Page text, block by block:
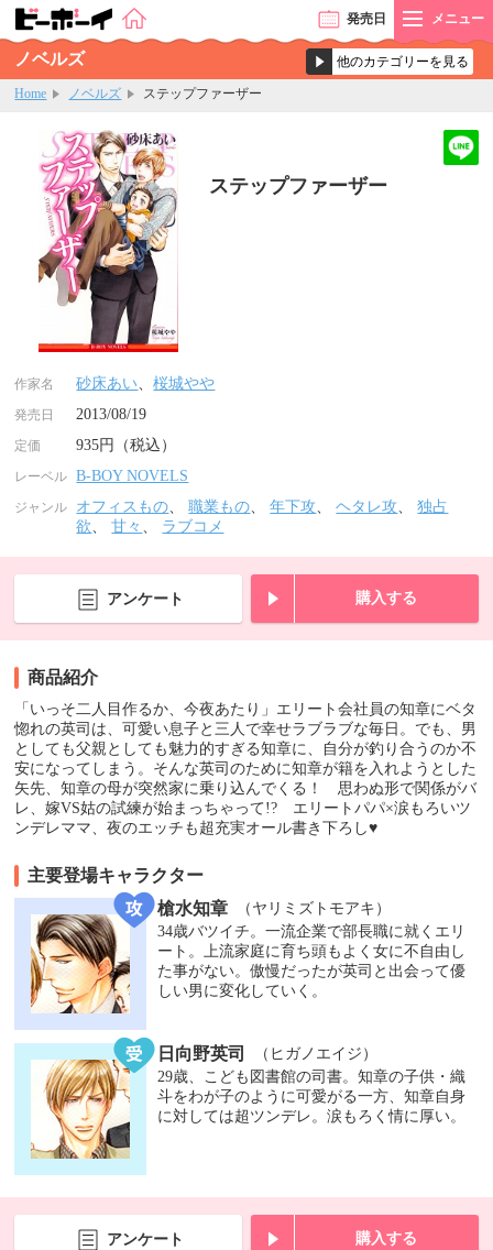
発売日 メニュー
ノベルズ
Home ノベルズ ステップファーザー
ステップファーザー
作家名 砂床あい、桜城やや
発売日 2013/08/19
定価 935円（税込）
レーベル B-BOY NOVELS
ジャンル オフィスもの、職業もの、年下攻、ヘタレ攻、独占
欲、甘々 、 ラブコメ
アンケート 購入する
商品紹介
「いっそ二人目作るか、今夜あたり」エリート会社員の知章にベタ
惚れの英司は、可愛い息子と三人で幸せラブラブな毎日。でも、男
としても父親としても魅力的すぎる知章に、自分が釣り合うのか不
安になってしまう。そんな英司のために知章が籍を入れようとした
矢先、知章の母が突然家に乗り込んでくる！ 思わぬ形で関係がバ
レ、嫁VS姑の試練が始まっちゃって!? エリートパパ×涙もろいツ
ンデレママ、夜のエッチも超充実オール書き下ろし♥
主要登場キャラクター
槍水知章
（ヤリミズトモアキ）
34歳バツイチ。一流企業で部長職に就くエリ
ート。上流家庭に育ち頭もよく女に不自由し
た事がない。傲慢だったが英司と出会って優
しい男に変化していく。
日向野英司
（ヒガノエイジ）
29歳、こども図書館の司書。知章の子供・織
斗をわが子のように可愛がる一方、知章自身
に対しては超ツンデレ。涙もろく情に厚い。
アンケート 購入する